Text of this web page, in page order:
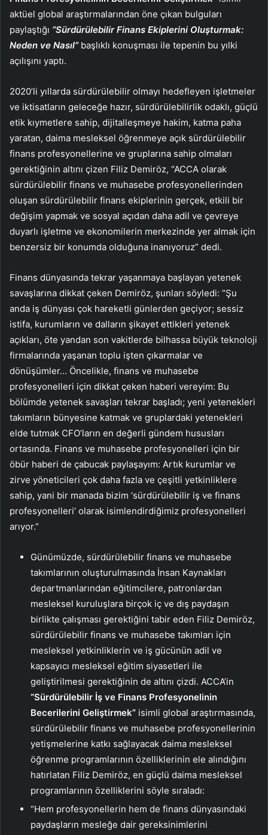
aktüel global araştırmalarından öne çıkan bulguları
paylaştığı “Sürdürülebilir Finans Ekiplerini Oluşturmak:
Neden ve Nasıl”başlıklı konuşması ile tepenin bu yılki
açılışını yaptı.
2020’li yıllarda sürdürülebilir olmayı hedefleyen işletmeler
ve iktisatların geleceğe hazır, sürdürülebilirlik odaklı, güçlü
etik kıymetlere sahip, dijitalleşmeye hakim, katma paha
yaratan, daima mesleksel öğrenmeye açık sürdürülebilir
finans profesyonellerine ve gruplarına sahip olmaları
gerektiğinin altını çizen Filiz Demiröz, “ACCA olarak
sürdürülebilir finans ve muhasebe profesyonellerinden
oluşan sürdürülebilir finans ekiplerinin gerçek, etkili bir
değişim yapmak ve sosyal açıdan daha adil ve çevreye
duyarlı işletme ve ekonomilerin merkezinde yer almak için
benzersiz bir konumda olduğuna inanıyoruz” dedi.
Finans dünyasında tekrar yaşanmaya başlayan yetenek
savaşlarına dikkat çeken Demiröz, şunları söyledi: “Şu
anda iş dünyası çok hareketli günlerden geçiyor; sessiz
istifa, kurumların ve dalların şikayet ettikleri yetenek
açıkları, öte yandan son vakitlerde bilhassa büyük teknoloji
firmalarında yaşanan toplu işten çıkarmalar ve
dönüşümler… Öncelikle, finans ve muhasebe
profesyonelleri için dikkat çeken haberi vereyim: Bu
bölümde yetenek savaşları tekrar başladı; yeni yetenekleri
takımların bünyesine katmak ve gruplardaki yetenekleri
elde tutmak CFO’ların en değerli gündem hususları
ortasında. Finans ve muhasebe profesyonelleri için bir
öbür haberi de çabucak paylaşayım: Artık kurumlar ve
zirve yöneticileri çok daha fazla ve çeşitli yetkinliklere
sahip, yani bir manada bizim ‘sürdürülebilir iş ve finans
profesyonelleri’ olarak isimlendirdiğimiz profesyonelleri
arıyor.”
Günümüzde, sürdürülebilir finans ve muhasebe
takımlarının oluşturulmasında İnsan Kaynakları
departmanlarından eğitimcilere, patronlardan
mesleksel kuruluşlara birçok iç ve dış paydaşın
birlikte çalışması gerektiğini tabir eden Filiz Demiröz,
sürdürülebilir finans ve muhasebe takımları için
mesleksel yetkinliklerin ve iş gücünün adil ve
kapsayıcı mesleksel eğitim siyasetleri ile
geliştirilmesi gerektiğinin de altını çizdi. ACCA’in
“Sürdürülebilir İş ve Finans Profesyonelinin
Becerilerini Geliştirmek” isimli global araştırmasında,
sürdürülebilir finans ve muhasebe profesyonellerinin
yetişmelerine katkı sağlayacak daima mesleksel
öğrenme programlarının özelliklerinin ele alındığını
hatırlatan Filiz Demiröz, en güçlü daima mesleksel
programlarının özelliklerini söyle sıraladı:
“Hem profesyonellerin hem de finans dünyasındaki
paydaşların mesleğe dair gereksinimlerini